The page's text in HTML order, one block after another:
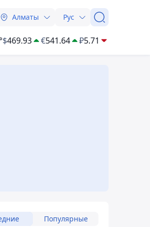
Алматы Рус
$469.93 €541.64 ₽5.71
Популярные